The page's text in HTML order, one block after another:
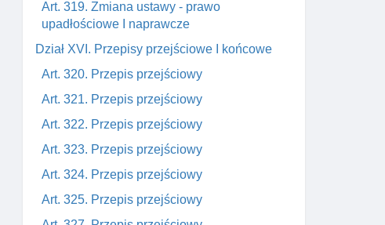
Art. 319. Zmiana ustawy - prawo
upadłościowe I naprawcze
Dział XVI. Przepisy przejściowe I końcowe
Art. 320. Przepis przejściowy
Art. 321. Przepis przejściowy
Art. 322. Przepis przejściowy
Art. 323. Przepis przejściowy
Art. 324. Przepis przejściowy
Art. 325. Przepis przejściowy